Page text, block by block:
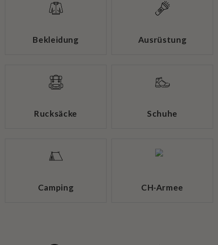
Bekleidung Ausrüstung
Rucksäcke Schuhe
Camping CH-Armee